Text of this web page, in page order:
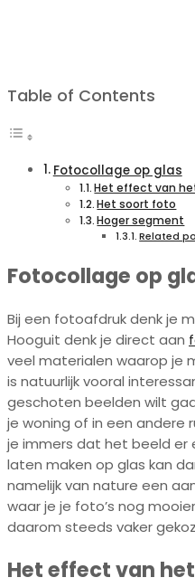
Table of Contents
Fotocollage op glas
Het effect van
Het soort foto
Hoger segment
Related
Fotocollage op
Bij een fotoafdruk denk je
Hooguit denk je direct aan
veel materialen waarop je
is natuurlijk vooral
geschoten beelden wilt
je woning of in een andere
je immers dat het beeld er
laten maken op glas kan
namelijk van nature een
waar je je foto’s nog
daarom steeds vaker
Het effect van